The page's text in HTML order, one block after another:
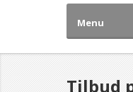
Menu
Tilbud